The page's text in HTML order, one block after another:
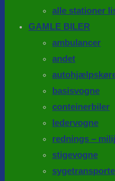
alle stationer
GAMLE BILER
ambulancer
andet
basisvogne
conteinerbiler
ledervogne
rednings –
stigevogne